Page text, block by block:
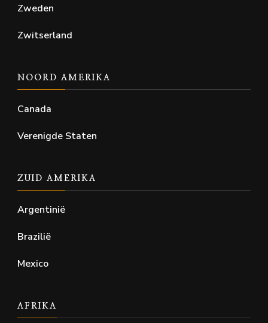
Zweden
Zwitserland
NOORD AMERIKA
Canada
Verenigde Staten
ZUID AMERIKA
Argentinië
Brazilië
Mexico
AFRIKA